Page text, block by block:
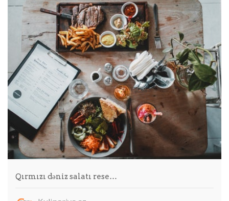
Qırmızı dəniz salatı rese…